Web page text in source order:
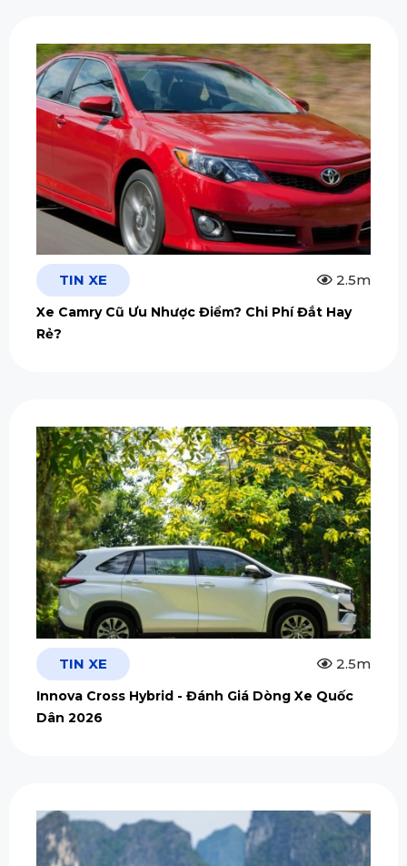
TIN XE 2.5m
Xe Camry Cũ Ưu Nhược Điểm? Chi Phí Đắt Hay
Rẻ?
TIN XE 2.5m
Innova Cross Hybrid - Đánh Giá Dòng Xe Quốc
Dân 2026